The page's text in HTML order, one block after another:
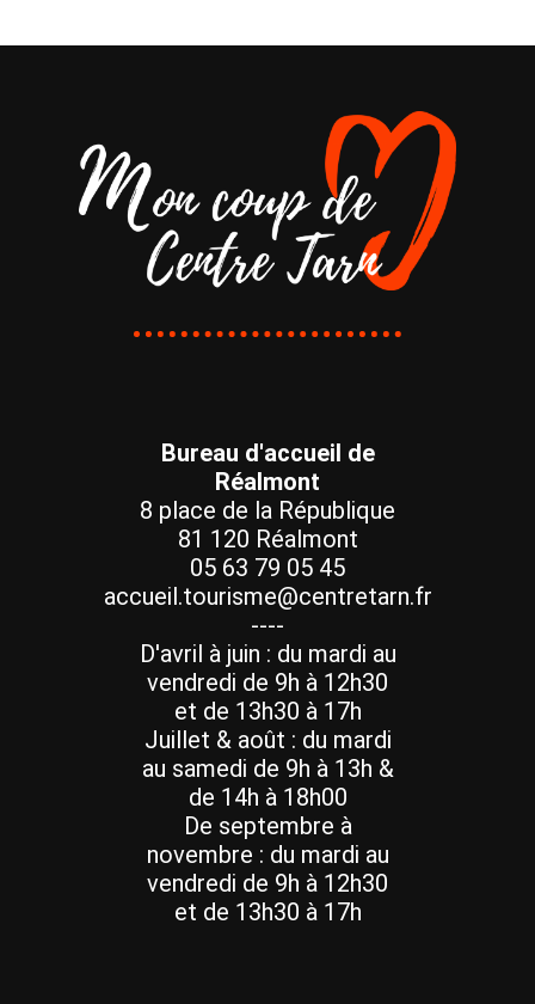
Bureau d'accueil de
Réalmont
8 place de la République
81 120 Réalmont
05 63 79 05 45
accueil.tourisme@centretarn.fr
----
D'avril à juin : du mardi au
vendredi de 9h à 12h30
et de 13h30 à 17h
Juillet & août : du mardi
au samedi de 9h à 13h &
de 14h à 18h00
De septembre à
novembre : du mardi au
vendredi de 9h à 12h30
et de 13h30 à 17h